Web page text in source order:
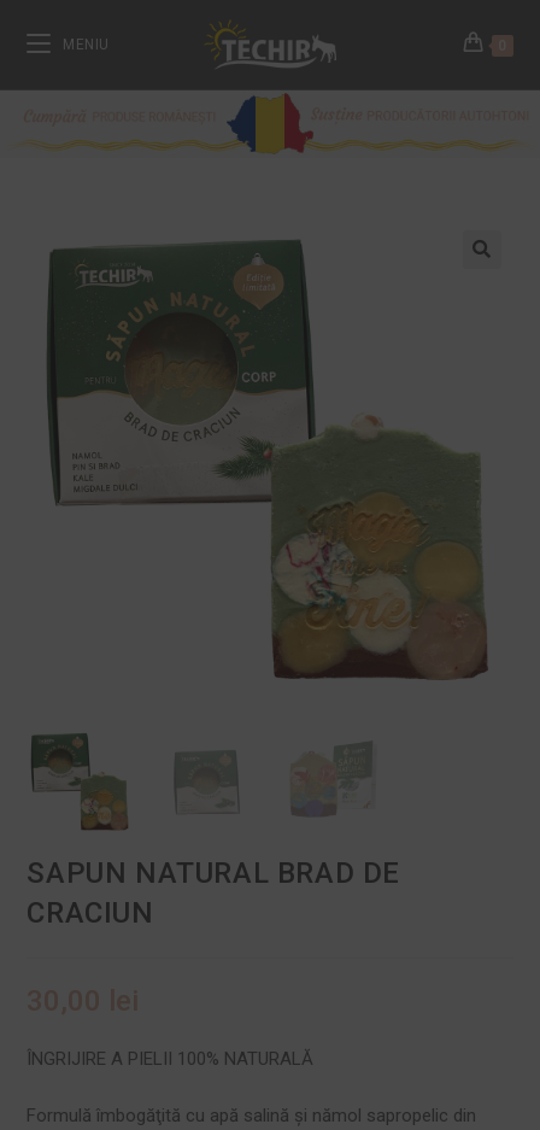
MENIU
SAPUN NATURAL BRAD DE
CRACIUN
ÎNGRIJIRE A PIELII 100% NATURALĂ
Formulă îmbogăţită cu apă salină şi nămol sapropelic din